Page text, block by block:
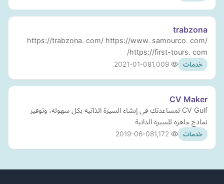
trabzona
https://trabzona. com/ https://www. samourco. com/
https://first-tours. com/
خدمات 2021-01-08
CV Maker
CV Gulf لمساعدتك في إنشاء السيرة الذاتية بكل سهولة، وتوفير
نماذج جاهزة للسيرة الذاتية
خدمات 2019-06-08